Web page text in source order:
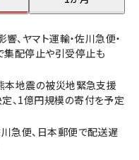
、ヤマト運輸・佐川急便・
集配停止や引受停止も
本地震の被災地緊急支援
、1億円規模の寄付を予定
川急便、日本郵便で配送遅